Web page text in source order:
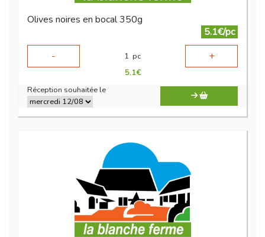
Olives noires en bocal 350g
5.1€/pc
-
1 pc +
5.1€
Réception souhaitée le